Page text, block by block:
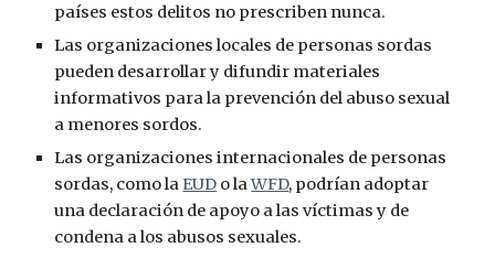
países estos delitos no prescriben nunca.
Las organizaciones locales de personas sordas
pueden desarrollar y difundir materiales
informativos para la prevención del abuso sexual
a menores sordos.
Las organizaciones internacionales de personas
sordas, como la EUD o la WFD, podrían adoptar
una declaración de apoyo a las víctimas y de
condena a los abusos sexuales.